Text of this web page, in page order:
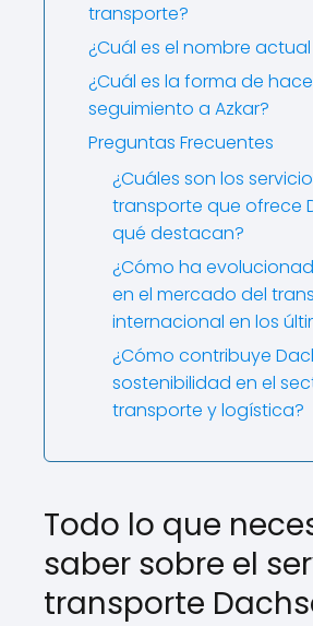
transporte?
¿Cuál es el nombre actual
¿Cuál es la forma de
seguimiento a Azkar?
Preguntas Frecuentes
¿Cuáles son los
transporte que ofrece
qué destacan?
¿Cómo ha
en el mercado del
internacional en los
¿Cómo contribuye
sostenibilidad en el
transporte y logística?
Todo lo que
saber sobre el
transporte